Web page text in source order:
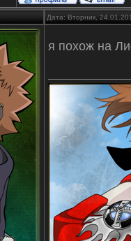
Дата: Вторник,
я похож на